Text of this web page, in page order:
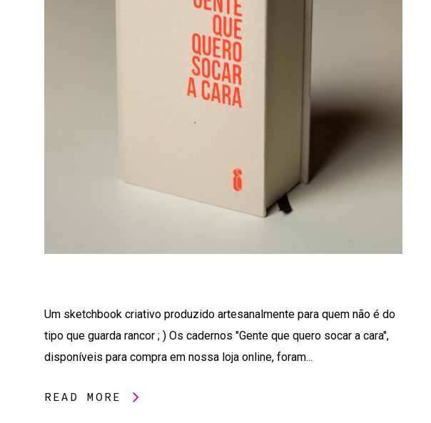
Um sketchbook criativo produzido artesanalmente para quem não é do
tipo que guarda rancor ; ) Os cadernos "Gente que quero socar a cara",
disponíveis para compra em nossa loja online, foram...
READ MORE